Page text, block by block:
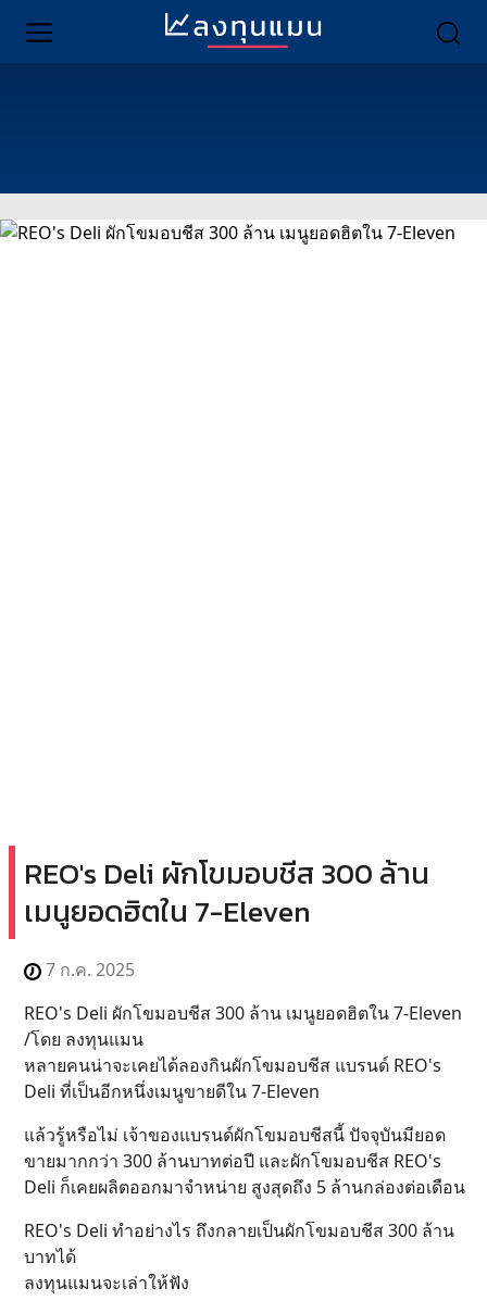
REO's Deli ผักโขมอบชีส 300 ล้าน
เมนูยอดฮิตใน 7-Eleven
7 ก.ค. 2025
REO's Deli ผักโขมอบชีส 300 ล้าน เมนูยอดฮิตใน 7-Eleven
/โดย ลงทุนแมน
หลายคนน่าจะเคยได้ลองกินผักโขมอบชีส แบรนด์ REO's
Deli ที่เป็นอีกหนึ่งเมนูขายดีใน 7-Eleven
แล้วรู้หรือไม่ เจ้าของแบรนด์ผักโขมอบชีสนี้ ปัจจุบันมียอด
ขายมากกว่า 300 ล้านบาทต่อปี และผักโขมอบชีส REO's
Deli ก็เคยผลิตออกมาจำหน่าย สูงสุดถึง 5 ล้านกล่องต่อเดือน
REO's Deli ทำอย่างไร ถึงกลายเป็นผักโขมอบชีส 300 ล้าน
บาทได้
ลงทุนแมนจะเล่าให้ฟัง